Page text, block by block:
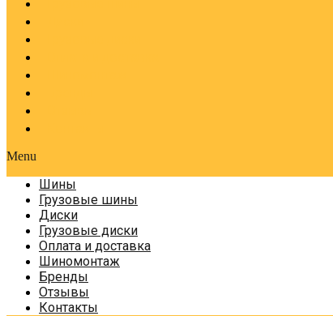
Menu
Шины
Грузовые шины
Диски
Грузовые диски
Оплата и доставка
Шиномонтаж
Бренды
Отзывы
Контакты